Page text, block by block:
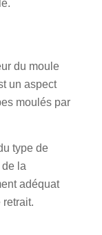
du moule
un aspect
moulés par
type de
la
adéquat